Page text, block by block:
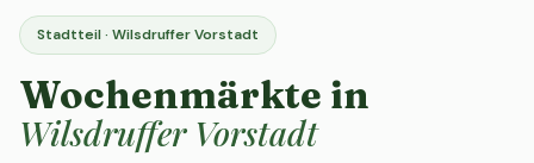
Stadtteil · Wilsdruffer Vorstadt
Wochenmärkte in
Wilsdruffer Vorstadt